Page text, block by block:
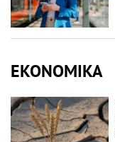
EKONOMIKA